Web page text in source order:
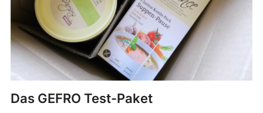
Das GEFRO Test-Paket